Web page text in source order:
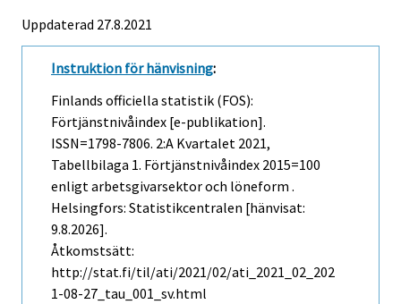
Uppdaterad 27.8.2021
Instruktion för hänvisning:
Finlands officiella statistik (FOS):
Förtjänstnivåindex [e-publikation].
ISSN=1798-7806. 2:a Kvartalet 2021,
Tabellbilaga 1. Förtjänstnivåindex 2015=100
enligt arbetsgivarsektor och löneform .
Helsingfors: Statistikcentralen [hänvisat:
9.8.2026].
Åtkomstsätt:
http://stat.fi/til/ati/2021/02/ati_2021_02_202
1-08-27_tau_001_sv.html